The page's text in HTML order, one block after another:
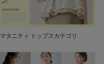
マタニティ トップスカテゴリ